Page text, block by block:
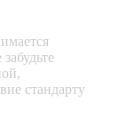
стандарту